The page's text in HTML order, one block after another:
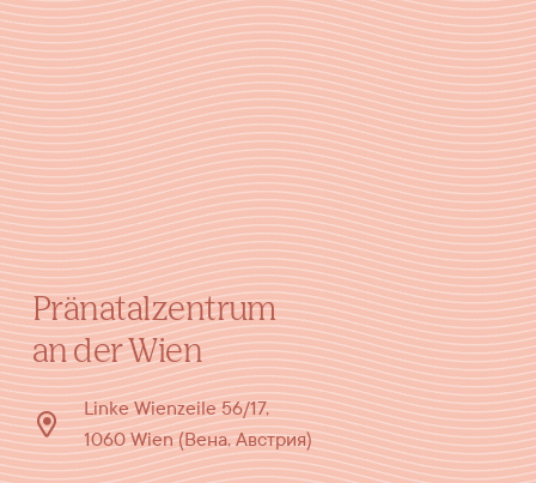
Pränatalzentrum
an der Wien
Linke Wienzeile 56/17,
1060 Wien (Вена, Австрия)